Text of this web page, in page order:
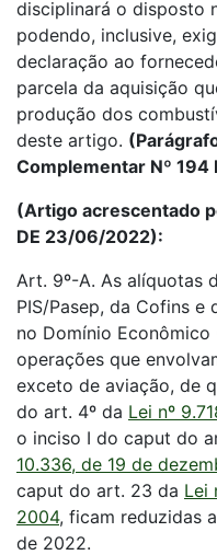
disciplinará o disposto
podendo, inclusive,
declaração ao
parcela da aquisição
produção dos
deste artigo.
Complementar Nº
(Artigo acrescentado
DE 23/06/2022):
Art. 9º-A. As alíquotas
PIS/Pasep, da Cofins
no Domínio
operações que
exceto de aviação, de
do art. 4º da Lei nº
o inciso I do caput do
10.336, de 19 de
caput do art. 23 da Lei
2004, ficam reduzidas
de 2022.